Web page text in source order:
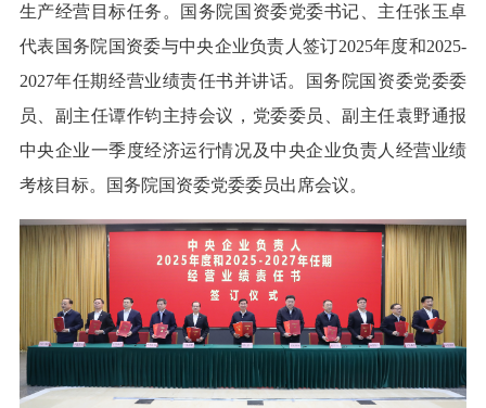
生产经营目标任务。国务院国资委党委书记、主任张玉卓
代表国务院国资委与中央企业负责人签订2025年度和2025-
2027年任期经营业绩责任书并讲话。国务院国资委党委委
员、副主任谭作钧主持会议，党委委员、副主任袁野通报
中央企业一季度经济运行情况及中央企业负责人经营业绩
考核目标。国务院国资委党委委员出席会议。